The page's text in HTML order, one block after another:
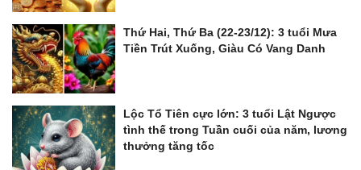
Thứ Hai, Thứ Ba (22-23/12): 3 tuổi Mưa
Tiền Trút Xuống, Giàu Có Vang Danh
Lộc Tổ Tiên cực lớn: 3 tuổi Lật Ngược
tình thế trong Tuần cuối của năm, lương
thưởng tăng tốc